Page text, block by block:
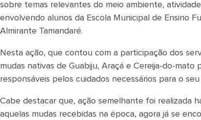
sobre temas relevantes do meio ambiente,
envolvendo alunos da Escola Municipal de Ensino
Almirante Tamandaré.
Nesta ação, que contou com a participação dos
mudas nativas de Guabiju, Araçá e Cereija-do-mato
responsáveis pelos cuidados necessários para o
Cabe destacar que, ação semelhante foi realizada
aquelas mudas recebidas na época, agora já se